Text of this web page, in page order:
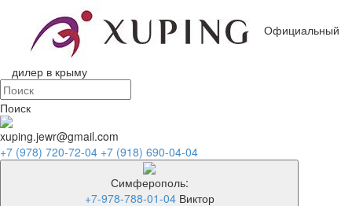
Официальный
дилер в крыму
Поиск
xuping.jewr@gmail.com
+7 (978) 720-72-04 +7 (918) 690-04-04
Симферополь:
+7-978-788-01-04Виктор